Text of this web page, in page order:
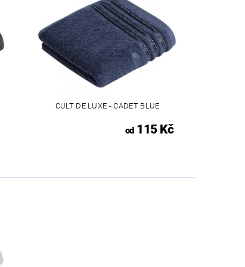
CULT DE LUXE - CADET BLUE
od115 Kč